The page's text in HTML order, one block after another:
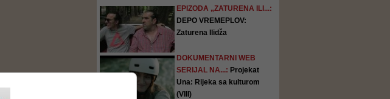
EPIZODA „ZATURENA ILI...:
DEPO VREMEPLOV:
Zaturena Ilidža
DOKUMENTARNI WEB
SERIJAL NA...: Projekat
Una: Rijeka sa kulturom
(VIII)